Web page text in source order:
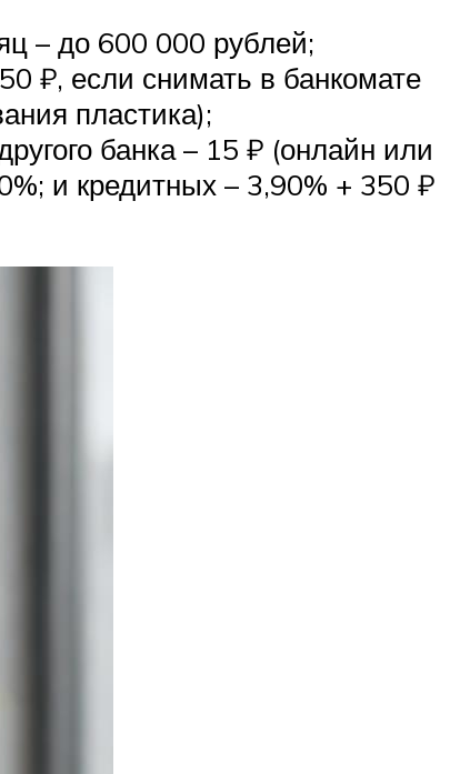
– до 600 000 рублей;
₽, если снимать в банкомате
пластика);
банка – 15 ₽ (онлайн или
и кредитных – 3,90% + 350 ₽